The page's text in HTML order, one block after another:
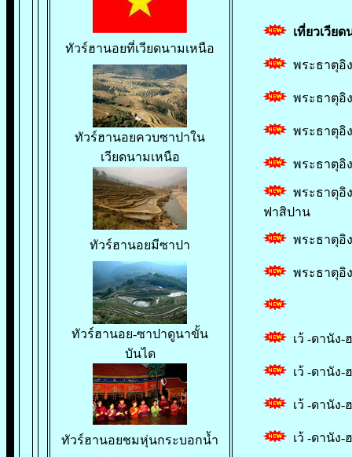
ทัวร์ฮานอยที่เวียดนามเหนือ
ทัวร์ฮานอยควบซาปาใน
เวียดนามเหนือ
ทัวร์ฮานอยมีซาปา
ทัวร์ฮานอย-ซาปาดูนาขั้น
บันได
ทัวร์ฮานอยชมหุ่นกระบอกน้ำ
เที่ยวเวีย
พระธาตุอิ
พระธาตุอิ
พระธาตุอิ
พระธาตุอิ
พระธาตุอิ
ฟาสิปาน
พระธาตุอิ
พระธาตุอิ
เว้ -ดานัง
เว้ -ดานัง
เว้ -ดานัง
เว้ -ดานัง